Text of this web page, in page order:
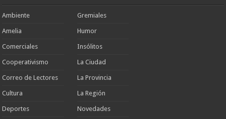
Ambiente
Amelia
Comerciales
Cooperativismo
Correo de Lectores
Cultura
Deportes
Gremiales
Humor
Insólitos
La Ciudad
La Provincia
La Región
Novedades